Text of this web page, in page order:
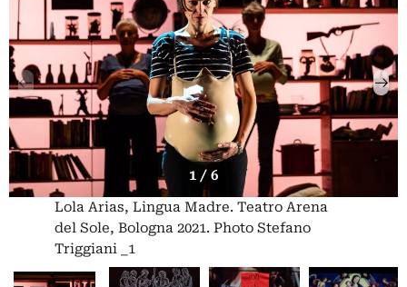
1 / 6
Lola Arias, Lingua Madre. Teatro Arena
del Sole, Bologna 2021. Photo Stefano
Triggiani _1